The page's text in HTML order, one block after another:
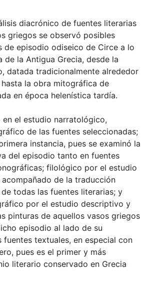
diacrónico de fuentes literarias
griegos se observó posibles
de episodio odiseico de Circe a lo
de la Antigua Grecia, desde la
datada tradicionalmente alrededor
hasta la obra mitográfica de
en época helenística tardía.
en el estudio narratológico,
de las fuentes seleccionadas;
instancia, pues se examinó la
del episodio tanto en fuentes
filológico por el estudio
de la traducción
todas las fuentes literarias; y
por el estudio descriptivo y
pinturas de aquellos vasos griegos
episodio al lado de su
fuentes textuales, en especial con
pues es el primer y más
literario conservado en Grecia